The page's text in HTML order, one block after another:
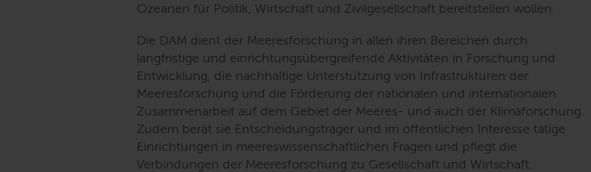
Ozeanen für Politik, Wirtschaft und Zivilgesellschaft bereitstellen wollen.
Die DAM dient der Meeresforschung in allen ihren Bereichen durch
langfristige und einrichtungsübergreifende Aktivitäten in Forschung und
Entwicklung, die nachhaltige Unterstützung von Infrastrukturen der
Meeresforschung und die Förderung der nationalen und internationalen
Zusammenarbeit auf dem Gebiet der Meeres- und auch der Klimaforschung.
Zudem berät sie Entscheidungsträger und im öffentlichen Interesse tätige
Einrichtungen in meereswissenschaftlichen Fragen und pflegt die
Verbindungen der Meeresforschung zu Gesellschaft und Wirtschaft.